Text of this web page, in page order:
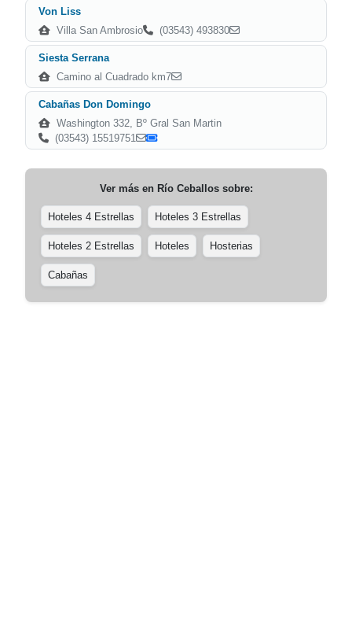
Von Liss
Villa San Ambrosio
(03543) 493830
Siesta Serrana
Camino al Cuadrado km7
Cabañas Don Domingo
Washington 332, Bº Gral San Martin
(03543) 15519751
Ver más en Río Ceballossobre:
Hoteles 4 Estrellas Hoteles 3 Estrellas
Hoteles 2 Estrellas Hoteles Hosterias
Cabañas